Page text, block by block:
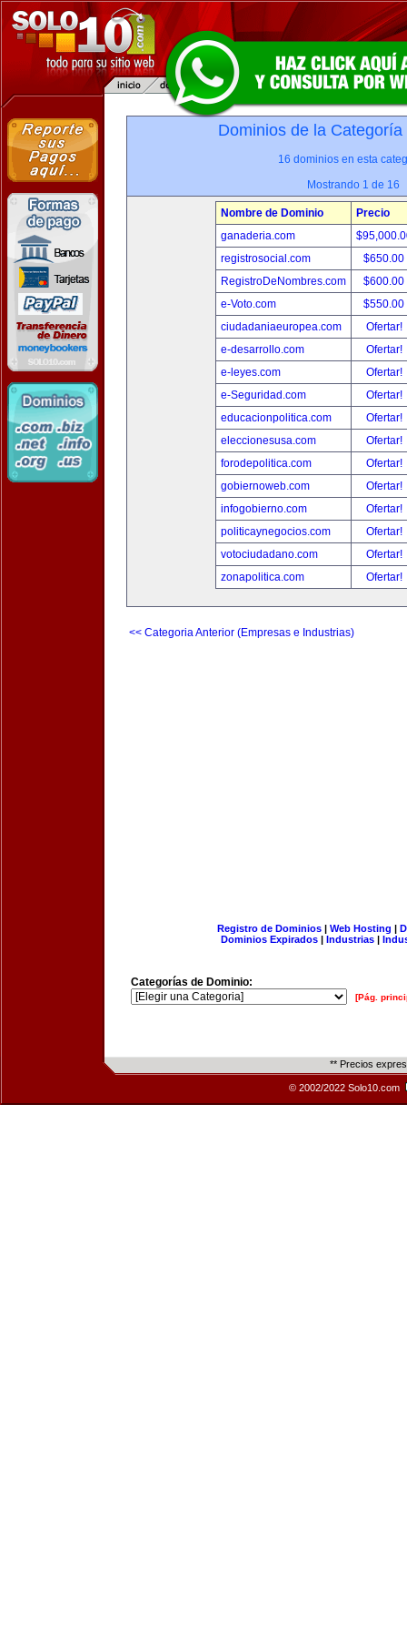
Dominios de la
16 dominios en esta
Mostrando 1 de 16
Nombre de Dominio
Precio
ganaderia.com
registrosocial.com
$650.00
RegistroDeNombres.com
$600.00
e-Voto.com
$550.00
ciudadaniaeuropea.com
Ofertar!
e-desarrollo.com
Ofertar!
e-leyes.com
Ofertar!
e-Seguridad.com
Ofertar!
educacionpolitica.com
Ofertar!
eleccionesusa.com
Ofertar!
forodepolitica.com
Ofertar!
gobiernoweb.com
Ofertar!
infogobierno.com
Ofertar!
politicaynegocios.com
Ofertar!
votociudadano.com
Ofertar!
zonapolitica.com
Ofertar!
<< Categoria Anterior (Empresas e Industrias)
Registro de Dominios| Web Hosting |
Dominios Expirados | Industrias |
Categorías de Dominio:
[Pág.
** Precios
© 2002/2022 Solo10.com